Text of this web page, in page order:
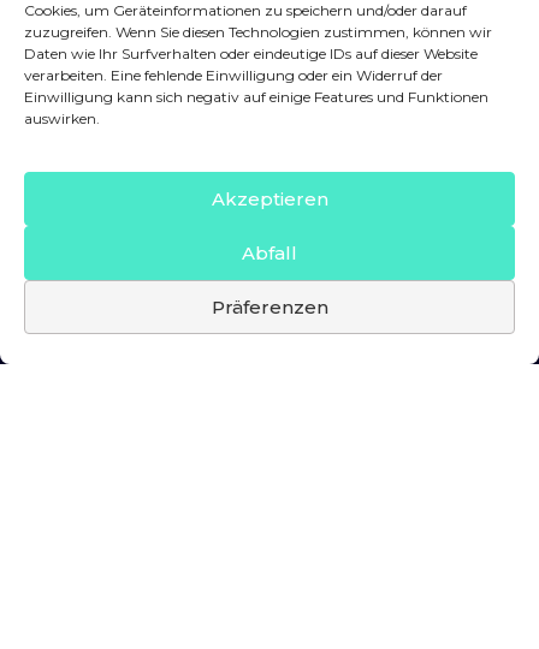
Cookies, um Geräteinformationen zu speichern und/oder darauf
zuzugreifen. Wenn Sie diesen Technologien zustimmen, können wir
Daten wie Ihr Surfverhalten oder eindeutige IDs auf dieser Website
verarbeiten. Eine fehlende Einwilligung oder ein Widerruf der
Einwilligung kann sich negativ auf einige Features und Funktionen
auswirken.
Akzeptieren
Abfall
Präferenzen
Förderer